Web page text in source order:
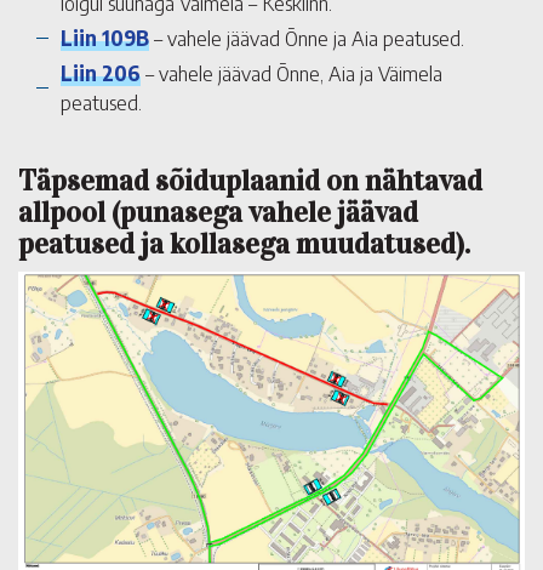
Liin 109B– vahele jäävad Õnne ja Aia peatused.
Liin 206– vahele jäävad Õnne, Aia ja Väimela
peatused.
Täpsemad sõiduplaanid on nähtavad
allpool (punasega vahele jäävad
peatused ja kollasega muudatused).